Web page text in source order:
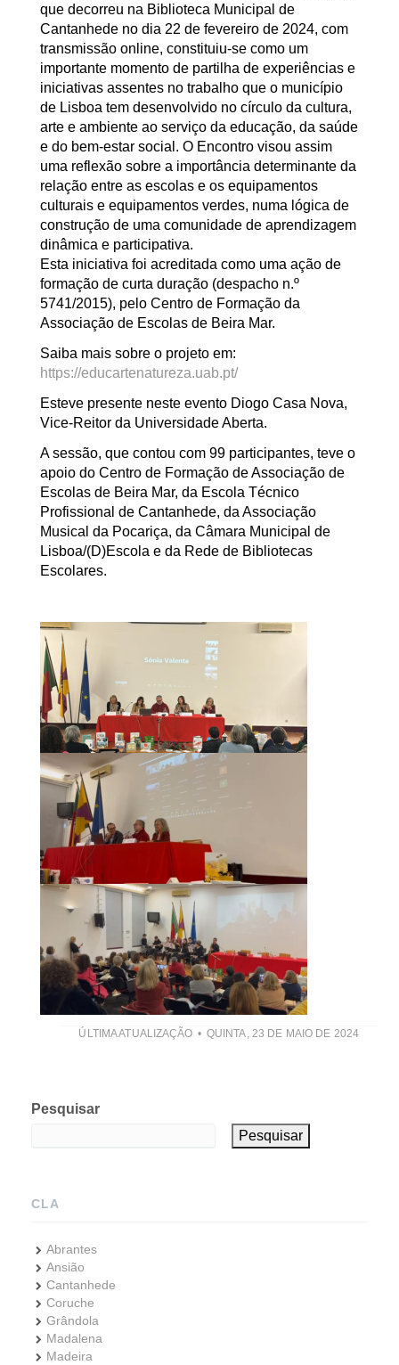
que decorreu na Biblioteca Municipal de
Cantanhede no dia 22 de fevereiro de 2024, com
transmissão online, constituiu-se como um
importante momento de partilha de experiências e
iniciativas assentes no trabalho que o município
de Lisboa tem desenvolvido no círculo da cultura,
arte e ambiente ao serviço da educação, da saúde
e do bem-estar social. O Encontro visou assim
uma reflexão sobre a importância determinante da
relação entre as escolas e os equipamentos
culturais e equipamentos verdes, numa lógica de
construção de uma comunidade de aprendizagem
dinâmica e participativa.
Esta iniciativa foi acreditada como uma ação de
formação de curta duração (despacho n.º
5741/2015), pelo Centro de Formação da
Associação de Escolas de Beira Mar.
Saiba mais sobre o projeto em:
https://educartenatureza.uab.pt/
Esteve presente neste evento Diogo Casa Nova,
Vice-Reitor da Universidade Aberta.
A sessão, que contou com 99 participantes, teve o
apoio do Centro de Formação de Associação de
Escolas de Beira Mar, da Escola Técnico
Profissional de Cantanhede, da Associação
Musical da Pocariça, da Câmara Municipal de
Lisboa/(D)Escola e da Rede de Bibliotecas
Escolares.
ÚLTIMA ATUALIZAÇÃO QUINTA, 23 DE MAIO DE 2024
Pesquisar
Pesquisar
CLA
Abrantes
Ansião
Cantanhede
Coruche
Grândola
Madalena
Madeira